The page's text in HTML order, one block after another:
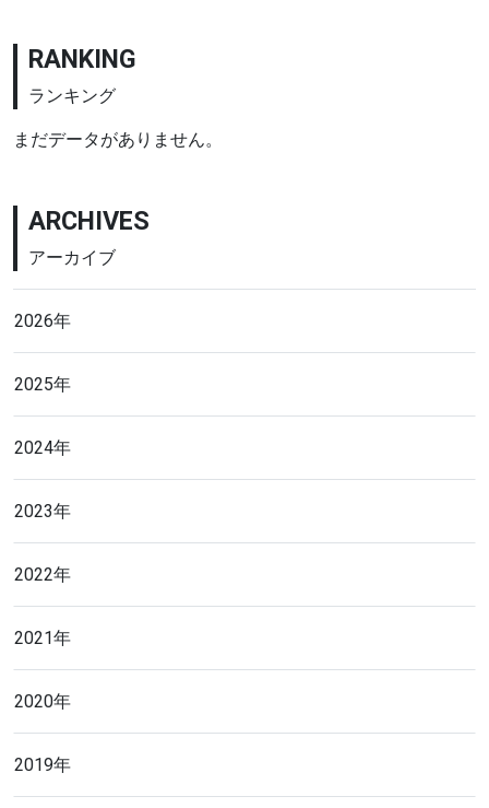
RANKING
ランキング
まだデータがありません。
ARCHIVES
アーカイブ
2026年
2025年
2024年
2023年
2022年
2021年
2020年
2019年